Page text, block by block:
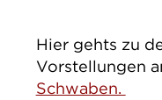
Hier gehts zu
Vorstellungen
Schwaben.